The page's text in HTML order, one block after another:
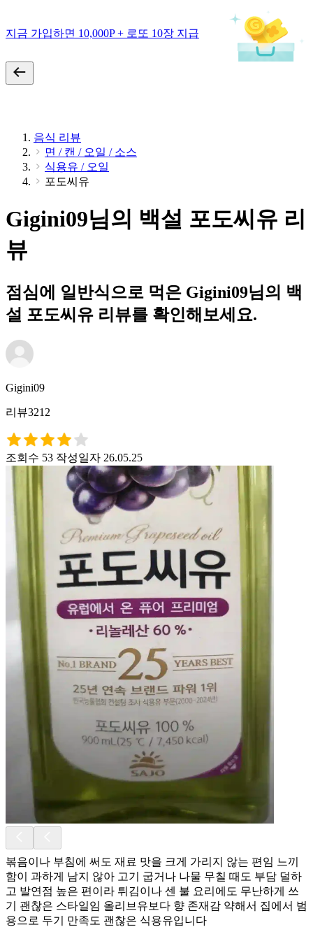
지금 가입하면 10,000P + 로또 10장 지급
음식 리뷰
면 / 캔 / 오일 / 소스
식용유 / 오일
포도씨유
Gigini09님의 백설 포도씨유 리
뷰
점심에 일반식으로 먹은 Gigini09님의 백
설 포도씨유 리뷰를 확인해보세요.
Gigini09
리뷰3212
조회수 53 작성일자 26.05.25
볶음이나 부침에 써도 재료 맛을 크게 가리지 않는 편임 느끼
함이 과하게 남지 않아 고기 굽거나 나물 무칠 때도 부담 덜하
고 발연점 높은 편이라 튀김이나 센 불 요리에도 무난하게 쓰
기 괜찮은 스타일임 올리브유보다 향 존재감 약해서 집에서 범
용으로 두기 만족도 괜찮은 식용유입니다